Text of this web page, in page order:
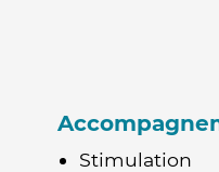
Stimulation